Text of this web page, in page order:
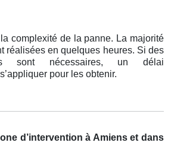
complexité de la panne. La majorité
réalisées en quelques heures. Si des
sont nécessaires, un délai
pour les obtenir.
d’intervention à Amiens et dans